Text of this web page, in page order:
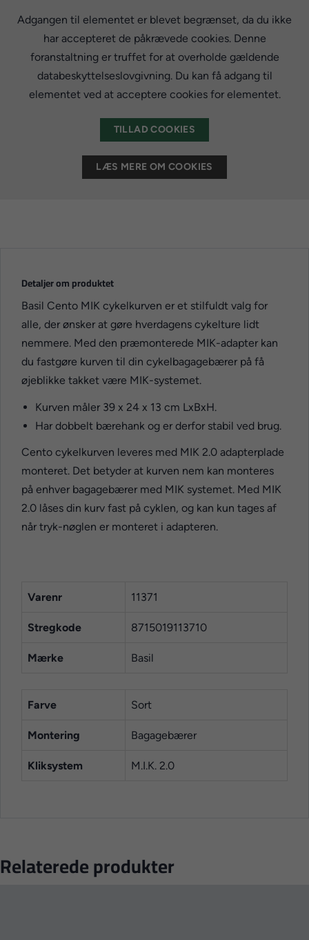
Adgangen til elementet er blevet begrænset, da du ikke
har accepteret de påkrævede cookies. Denne
foranstaltning er truffet for at overholde gældende
databeskyttelseslovgivning. Du kan få adgang til
elementet ved at acceptere cookies for elementet.
TILLAD COOKIES
LÆS MERE OM COOKIES
Detaljer om produktet
Basil Cento MIK cykelkurven er et stilfuldt valg for
alle, der ønsker at gøre hverdagens cykelture lidt
nemmere. Med den præmonterede MIK-adapter kan
du fastgøre kurven til din cykelbagagebærer på få
øjeblikke takket være MIK-systemet.
Kurven måler 39 x 24 x 13 cm LxBxH.
Har dobbelt bærehank og er derfor stabil ved brug.
Cento cykelkurven leveres med MIK 2.0 adapterplade
monteret. Det betyder at kurven nem kan monteres
på enhver bagagebærer med MIK systemet. Med MIK
2.0 låses din kurv fast på cyklen, og kan kun tages af
når tryk-nøglen er monteret i adapteren.
Varenr 11371
Stregkode 8715019113710
Mærke Basil
Farve Sort
Montering Bagagebærer
Kliksystem M.I.K. 2.0
Relaterede produkter